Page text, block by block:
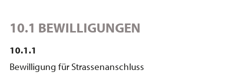
10.1 BEWILLIGUNGEN
10.1.1
Bewilligung für Strassenanschluss